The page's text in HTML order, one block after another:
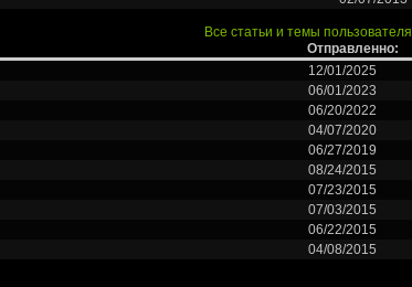
Все статьи и темы пользователя
Отправленно:
12/01/2025
06/01/2023
06/20/2022
04/07/2020
06/27/2019
08/24/2015
07/23/2015
07/03/2015
06/22/2015
04/08/2015